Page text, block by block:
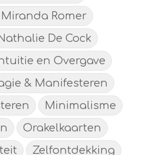
Romer
De Cock
en Overgave
& Manifesteren
Minimalisme
Orakelkaarten
Zelfontdekking